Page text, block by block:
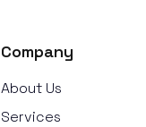
Company
About Us
Services